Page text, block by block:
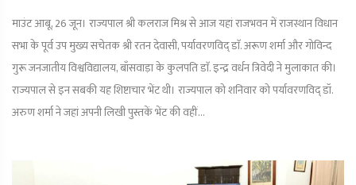
माउंट आबू, 26 जून। राज्यपाल श्री कलराज मिश्र से आज यहां राजभवन में राजस्थान विधान
सभा के पूर्व उप मुख्य सचेतक श्री रतन देवासी, पर्यावरणविद् डाॅ. अरूण शर्मा और गोविन्द
गुरू जनजातीय विश्वविद्यालय, बाँसवाड़ा के कुलपति डाॅ. इन्द्र वर्धन त्रिवेदी ने मुलाकात की।
राज्यपाल से इन सबकी यह शिष्टाचार भेंट थी। राज्यपाल को शनिवार को पर्यावरणविद् डॉ.
अरुण शर्मा ने जहां अपनी लिखी पुस्तकें भेंट की वहीं...